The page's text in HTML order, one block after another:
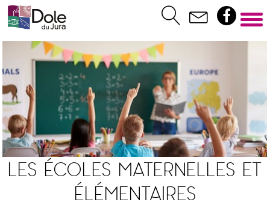
Les écoles maternelles et
élémentaires